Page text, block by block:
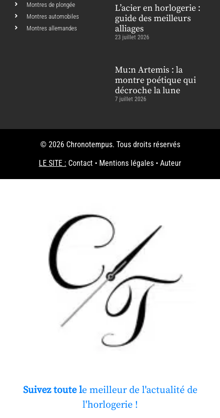
Montres de plongée
Montres automobiles
Montres allemandes
L’acier en horlogerie :
guide des meilleurs
alliages
23 juillet 2026
Mu:n Artemis : la
montre poétique qui
décroche la lune
7 juillet 2026
© 2026 Chronotempus. Tous droits réservés
LE SITE : Contact • Mentions légales • Auteur
Suivez toute le meilleur de l'actualité de
l'horlogerie !